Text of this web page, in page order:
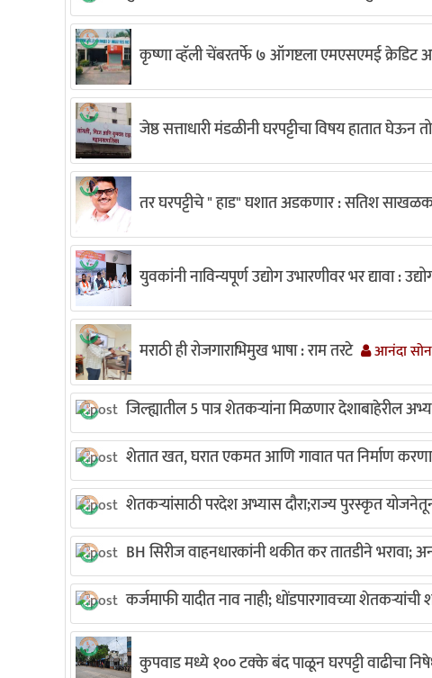
कृष्णा व्हॅली चेंबरतर्फे ७ ऑगष्टला एमएसएमई क्रेडिट
जेष्ठ सत्ताधारी मंडळीनी घरपट्टीचा विषय हातात घेऊन
तर घरपट्टीचे " हाड" घशात अडकणार : सतिश
युवकांनी नाविन्यपूर्ण उद्योग उभारणीवर भर द्यावा :
मराठी ही रोजगाराभिमुख भाषा : राम तरटे आनंदा
जिल्ह्यातील 5 पात्र शेतकऱ्यांना मिळणार देशाबाहेरील
शेतात खत, घरात एकमत आणि गावात पत निर्माण
शेतकऱ्यांसाठी परदेश अभ्यास दौरा;राज्य पुरस्कृत
BH सिरीज वाहनधारकांनी थकीत कर तातडीने भरावा;
कर्जमाफी यादीत नाव नाही; धोंडपारगावच्या
कुपवाड मध्ये १०० टक्के बंद पाळून घरपट्टी वाढीचा